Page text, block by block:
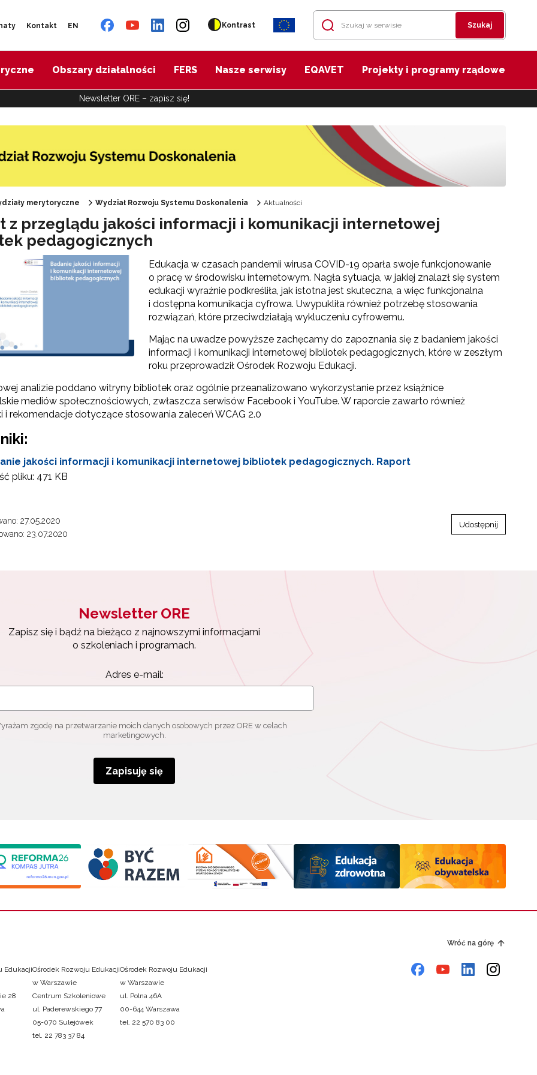
Kontakt EN Kontrast Szukaj
Obszary działalności FERS Nasze serwisy EQAVET Projekty i programy rządowe
Newsletter ORE – zapisz się!
do pobrania"
merytoryczne Wydział Rozwoju Systemu Doskonalenia Aktualności
z przeglądu jakości informacji i komunikacji internetowej
pedagogicznych
Edukacja w czasach pandemii wirusa COVID-19 oparła swoje funkcjonowanie
o pracę w środowisku internetowym. Nagła sytuacja, w jakiej znalazł się system
edukacji wyraźnie podkreśliła, jak istotna jest skuteczna, a więc funkcjonalna
i dostępna komunikacja cyfrowa. Uwypukliła również potrzebę stosowania
rozwiązań, które przeciwdziałają wykluczeniu cyfrowemu.
Mając na uwadze powyższe zachęcamy do zapoznania się z badaniem jakości
informacji i komunikacji internetowej bibliotek pedagogicznych, które w zeszłym
roku przeprowadził Ośrodek Rozwoju Edukacji.
analizie poddano witryny bibliotek oraz ogólnie przeanalizowano wykorzystanie przez książnice
mediów społecznościowych, zwłaszcza serwisów Facebook i YouTube. W raporcie zawarto również
i rekomendacje dotyczące stosowania zaleceń WCAG 2.0
jakości informacji i komunikacji internetowej bibliotek pedagogicznych. Raport
pliku: 471 KB
27.05.2020
23.07.2020
Udostępnij
Newsletter ORE
Zapisz się i bądź na bieżąco z najnowszymi informacjami
o szkoleniach i programach.
Adres e-mail:
zgodę na przetwarzanie moich danych osobowych przez ORE w celach
marketingowych.
Zapisuję się
Wróć na górę
Edukacji
28
Ośrodek Rozwoju Edukacji
w Warszawie
Centrum Szkoleniowe
ul. Paderewskiego 77
05-070 Sulejówek
tel. 22 783 37 84
Ośrodek Rozwoju Edukacji
w Warszawie
ul. Polna 46A
00-644 Warszawa
tel. 22 570 83 00